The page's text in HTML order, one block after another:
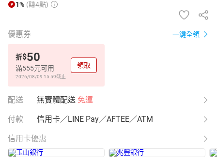
1% (賺4點)
優惠券 一鍵全領
折$50
滿555元可用
2026/08/09 15:59截止
領取
配送 無實體配送 免運
付款 信用卡／LINE Pay／AFTEE／ATM
信用卡優惠